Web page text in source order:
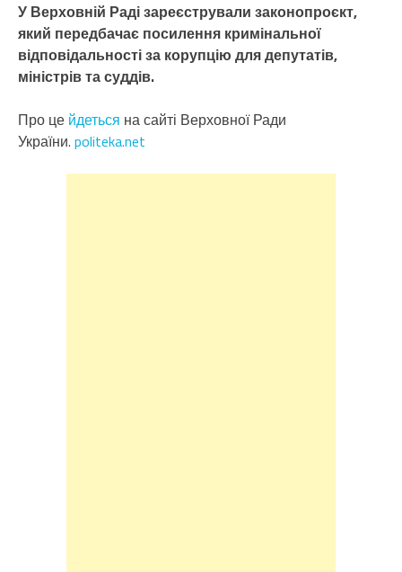
У Верховній Раді зареєстрували законопроєкт,
який передбачає посилення кримінальної
відповідальності за корупцію для депутатів,
міністрів та суддів.
Про це йдеться на сайті Верховної Ради
України. politeka.net